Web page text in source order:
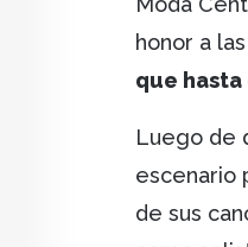
honor a
que
Luego de
escenario
de sus